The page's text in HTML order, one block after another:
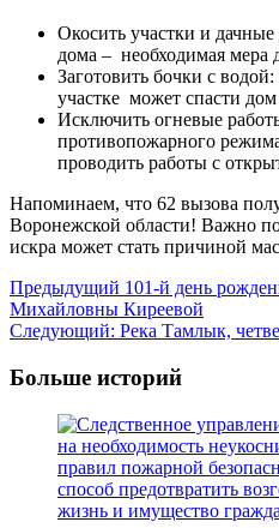
Окосить участки и
дома – необходимая мера
Заготовить бочки с
участке может спасти дом
Исключить огневые
противопожарного
проводить работы с
Напоминаем, что 62 вызова
Воронежской области! Важно
искра может стать причиной
Навигация
записи
Предыдущий 101-й день
Михайловны Киреевой
Следующий: Река Тамлык,
Больше историй